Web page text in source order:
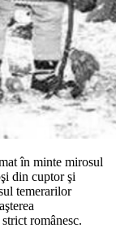
în minte mirosul
din cuptor şi
temerarilor
românesc.